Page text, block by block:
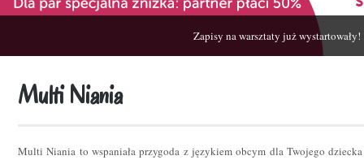
Zapisy na warsztaty już wystartowały!
Multi Niania
Multi Niania to wspaniała przygoda z językiem obcym dla Twojego